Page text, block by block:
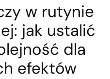
w rutynie
jak ustalić
dla
efektów